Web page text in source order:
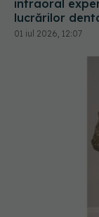
intraoral
lucrărilor
01 iul 2026, 12:07